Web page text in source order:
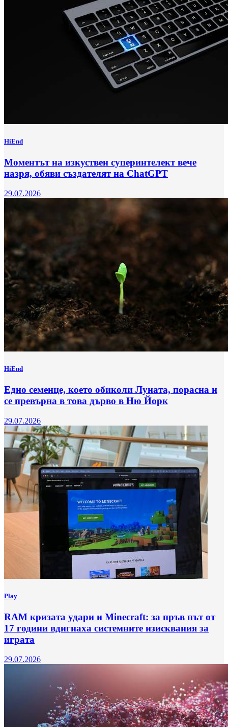
HiEnd
Моментът на изкуствен суперинтелект вече
назря, обяви създателят на ChatGPT
29.07.2026
HiEnd
Едно семенце, което обиколи Луната, порасна и
се превърна в това дърво в Ню Йорк
29.07.2026
Play
RAM кризата удари и Minecraft: за пръв път от
17 години вдигнаха системните изисквания за
играта
29.07.2026